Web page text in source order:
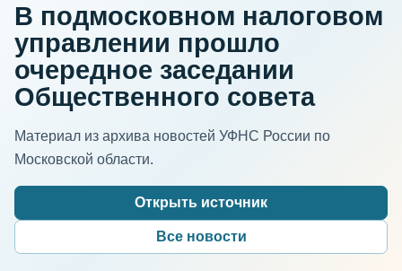
В подмосковном налоговом
управлении прошло
очередное заседании
Общественного совета
Материал из архива новостей УФНС России по
Московской области.
Открыть источник
Все новости